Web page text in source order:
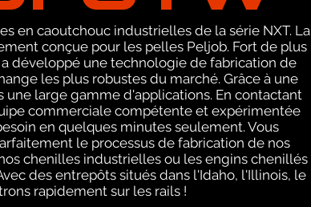
en caoutchouc industrielles de la série NXT. La
conçue pour les pelles Peljob. Fort de plus
développé une technologie de fabrication de
les plus robustes du marché. Grâce à une
large gamme d'applications. En contactant
commerciale compétente et expérimentée
en quelques minutes seulement. Vous
le processus de fabrication de nos
chenilles industrielles ou les engins chenillés
des entrepôts situés dans l'Idaho, l'Illinois, le
rapidement sur les rails !